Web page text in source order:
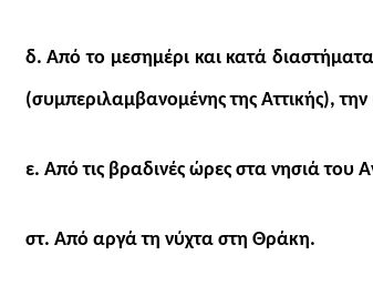
δ. Από το μεσημέρι και κατά
(συμπεριλαμβανομένης της Αττικής),
ε. Από τις βραδινές ώρες στα νησιά του
στ. Από αργά τη νύχτα στη Θράκη.